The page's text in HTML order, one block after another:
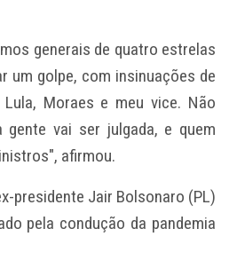
generais de quatro estrelas
um golpe, com insinuações de
Moraes e meu vice. Não
gente vai ser julgada, e quem
afirmou.
presidente Jair Bolsonaro (PL)
pela condução da pandemia